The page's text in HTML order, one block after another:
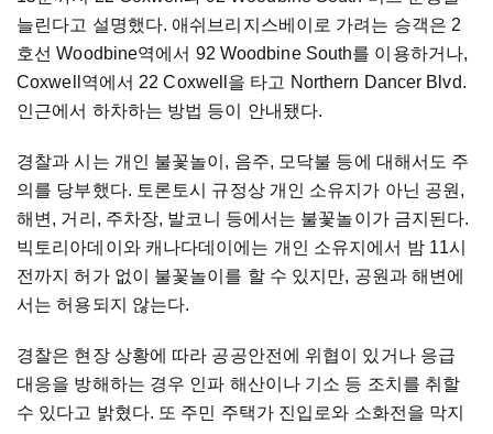
늘린다고 설명했다. 애쉬브리지스베이로 가려는 승객은 2
호선 Woodbine역에서 92 Woodbine South를 이용하거나,
Coxwell역에서 22 Coxwell을 타고 Northern Dancer Blvd.
인근에서 하차하는 방법 등이 안내됐다.
경찰과 시는 개인 불꽃놀이, 음주, 모닥불 등에 대해서도 주
의를 당부했다. 토론토시 규정상 개인 소유지가 아닌 공원,
해변, 거리, 주차장, 발코니 등에서는 불꽃놀이가 금지된다.
빅토리아데이와 캐나다데이에는 개인 소유지에서 밤 11시
전까지 허가 없이 불꽃놀이를 할 수 있지만, 공원과 해변에
서는 허용되지 않는다.
경찰은 현장 상황에 따라 공공안전에 위협이 있거나 응급
대응을 방해하는 경우 인파 해산이나 기소 등 조치를 취할
수 있다고 밝혔다. 또 주민 주택가 진입로와 소화전을 막지